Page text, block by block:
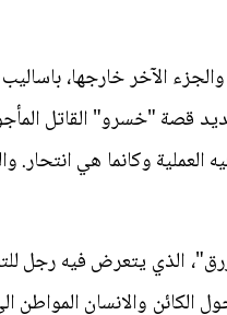
الآخر خارجها، باساليب
قصة "خسرو" القاتل
وكانما هي انتحار.
الذي يتعرض فيه رجل
الكائن والانسان